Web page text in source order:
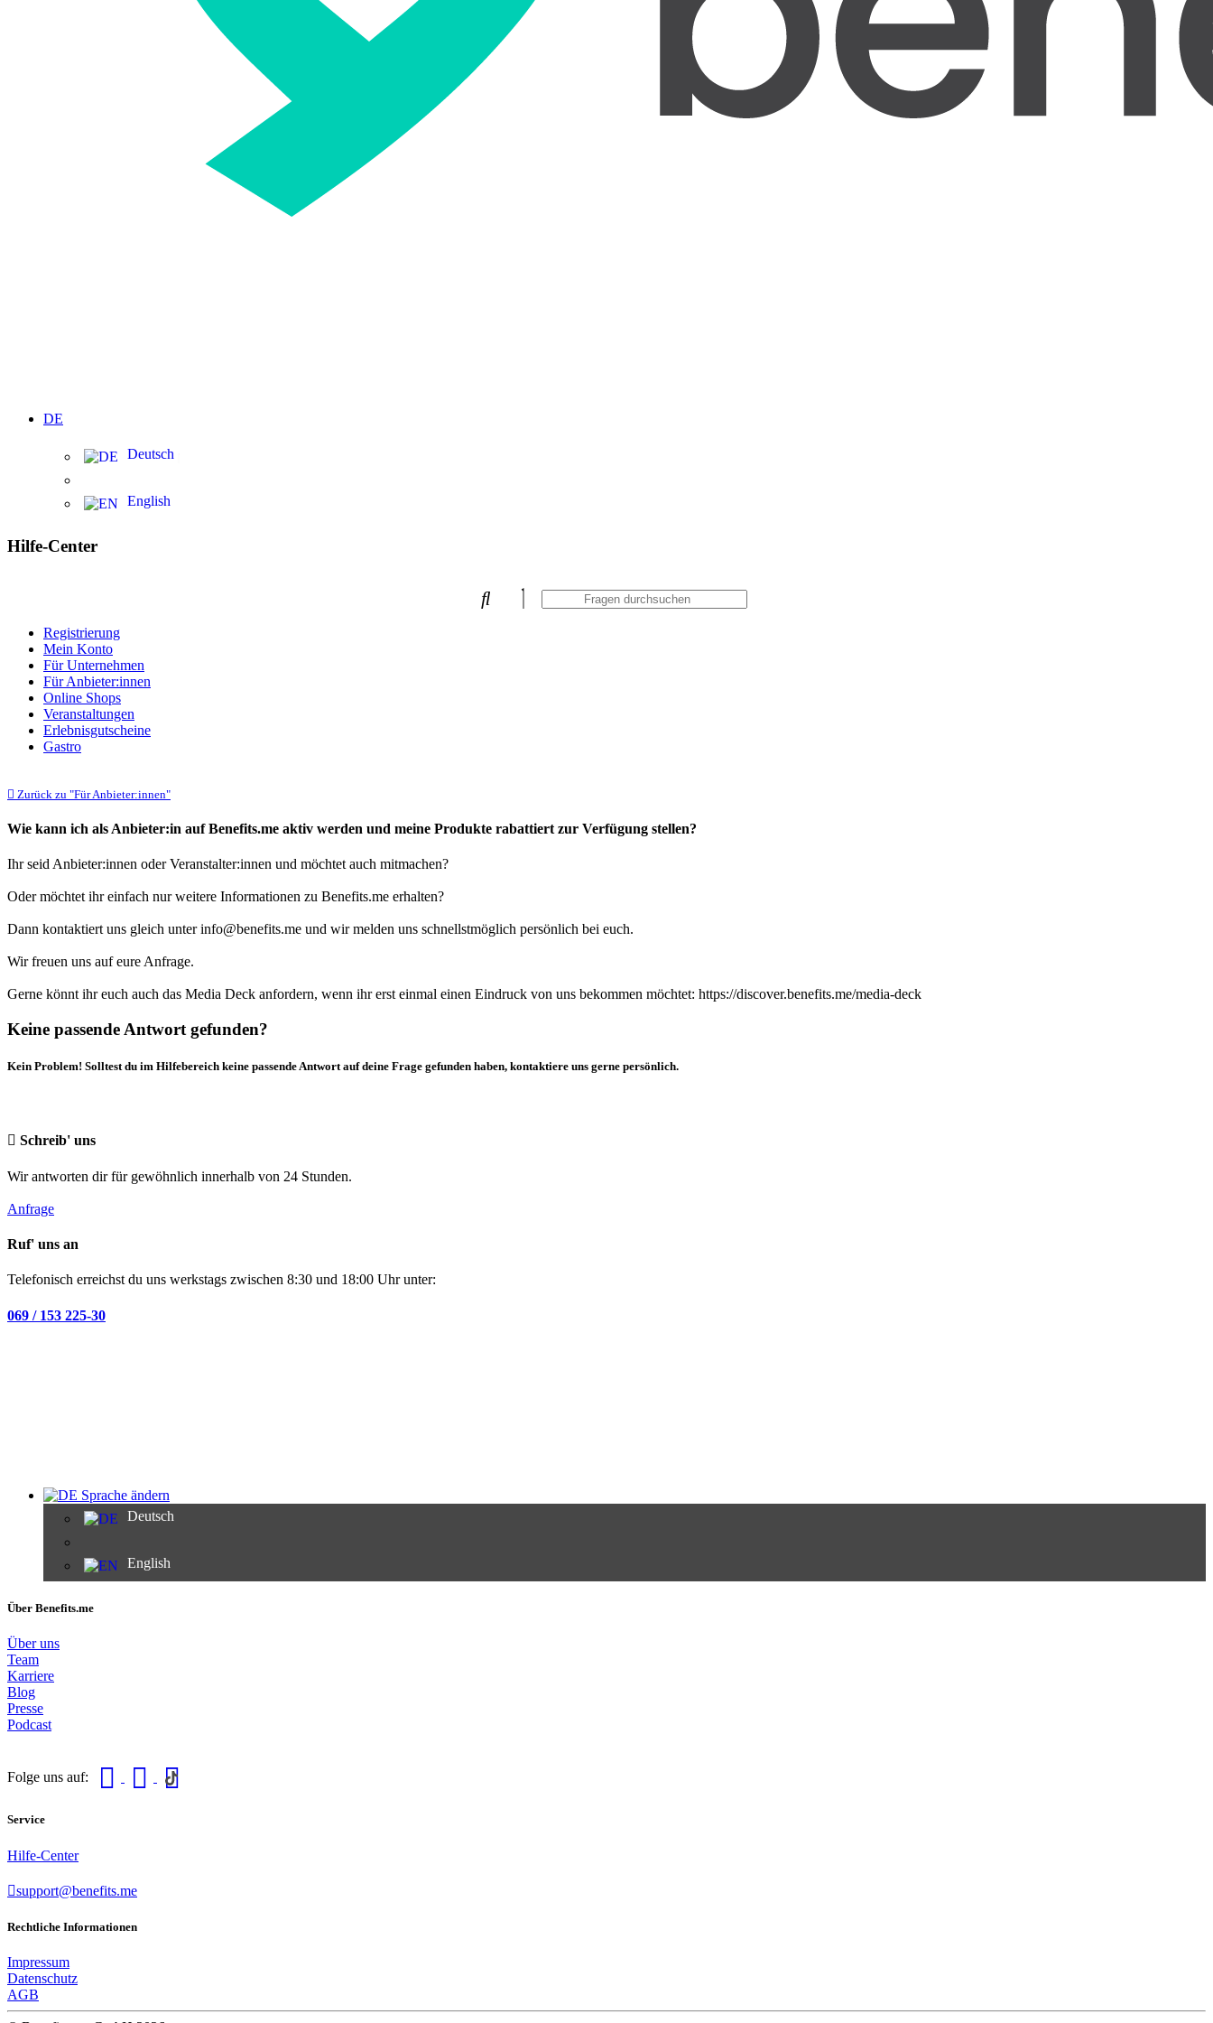
DE
Deutsch
English
Hilfe-Center
Registrierung
Mein Konto
Für Unternehmen
Für Anbieter:innen
Online Shops
Veranstaltungen
Erlebnisgutscheine
Gastro
Zurück zu "Für Anbieter:innen"
Wie kann ich als Anbieter:in auf Benefits.me aktiv werden und meine Produkte rabattiert zur Verfügung stellen?
Ihr seid Anbieter:innen oder Veranstalter:innen und möchtet auch mitmachen?
Oder möchtet ihr einfach nur weitere Informationen zu Benefits.me erhalten?
Dann kontaktiert uns gleich unter info@benefits.me und wir melden uns schnellstmöglich persönlich bei euch.
Wir freuen uns auf eure Anfrage.
Gerne könnt ihr euch auch das Media Deck anfordern, wenn ihr erst einmal einen Eindruck von uns bekommen möchtet: https://discover.benefits.me/media-deck
Keine passende Antwort gefunden?
Kein Problem! Solltest du im Hilfebereich keine passende Antwort auf deine Frage gefunden haben, kontaktiere uns gerne persönlich.
Schreib' uns
Wir antworten dir für gewöhnlich innerhalb von 24 Stunden.
Anfrage
Ruf' uns an
Telefonisch erreichst du uns werkstags zwischen 8:30 und 18:00 Uhr unter:
069 / 153 225-30
Sprache ändern
Deutsch
English
Über Benefits.me
Über uns
Team
Karriere
Blog
Presse
Podcast
Folge uns auf:
Service
Hilfe-Center
support@benefits.me
Rechtliche Informationen
Impressum
Datenschutz
AGB